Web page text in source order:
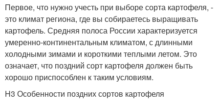
Первое, что нужно учесть при выборе сорта картофеля, -
это климат региона, где вы собираетесь выращивать
картофель. Средняя полоса России характеризуется
умеренно-континентальным климатом, с длинными
холодными зимами и короткими теплыми летом. Это
означает, что поздний сорт картофеля должен быть
хорошо приспособлен к таким условиям.
H3 Особенности поздних сортов картофеля